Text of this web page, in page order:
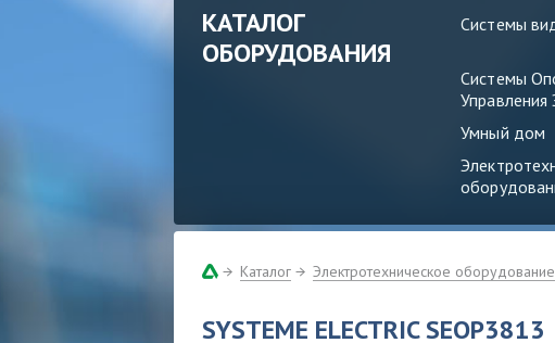
КАТАЛОГ
ОБОРУДОВАНИЯ
Системы
Системы
Управления
Умный дом
Каталог Электротехническое оборудование
SYSTEME ELECTRIC SEOP3813